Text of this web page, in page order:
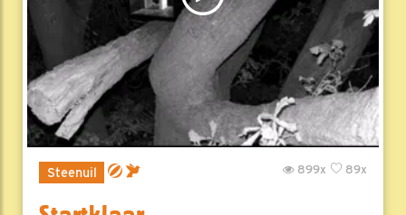
Steenuil 89x
899x